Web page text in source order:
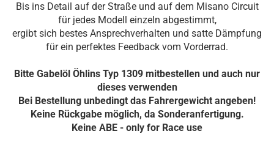
Bis ins Detail auf der Straße und auf dem Misano Circuit
für jedes Modell einzeln abgestimmt,
ergibt sich bestes Ansprechverhalten und satte Dämpfung
für ein perfektes Feedback vom Vorderrad.
Bitte Gabelöl Öhlins Typ 1309 mitbestellen und auch nur
dieses verwenden
Bei Bestellung unbedingt das Fahrergewicht angeben!
Keine Rückgabe möglich, da Sonderanfertigung.
Keine ABE - only for Race use